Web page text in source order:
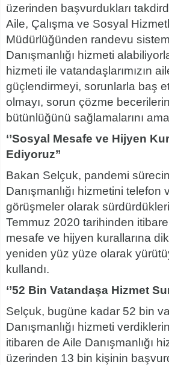
üzerinden başvurdukları
Aile, Çalışma ve Sosyal
Müdürlüğünden randevu
Danışmanlığı hizmeti
hizmeti ile vatandaşlarımızın
güçlendirmeyi, sorunlarla baş
olmayı, sorun çözme
bütünlüğünü sağlamalarını
‘’Sosyal Mesafe ve Hijyen
Ediyoruz’’
Bakan Selçuk, pandemi
Danışmanlığı hizmetini telefon
görüşmeler olarak
Temmuz 2020 tarihinden
mesafe ve hijyen kurallarına
yeniden yüz yüze olarak
kullandı.
‘’52 Bin Vatandaşa Hizmet
Selçuk, bugüne kadar 52 bin
Danışmanlığı hizmeti
itibaren de Aile Danışmanlığı
üzerinden 13 bin kişinin